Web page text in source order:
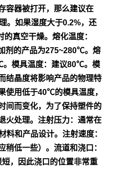
容器被打开，那么建议在
。如果湿度大于0.2%，还
的真空干燥。 熔化温度：
剂的产品为275~280℃。熔
模具温度：建议80℃。模
结晶度将影响产品的物理特
使用低于40℃的模具温度，
间而变化，为了保持塑件的
火处理。 注射压力：通常在
料和产品设计。 注射速度：
稍低一些）。流道和浇口：
，因此浇口的位置非常重